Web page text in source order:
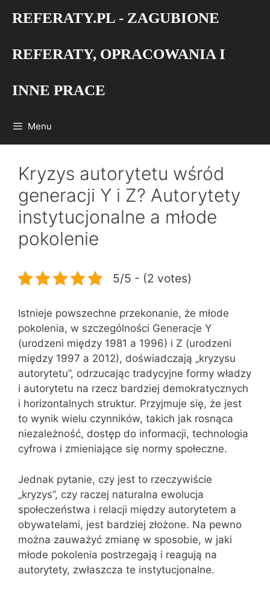
REFERATY.PL - ZAGUBIONE
REFERATY, OPRACOWANIA I
INNE PRACE
Menu
Kryzys autorytetu wśród
generacji Y i Z? Autorytety
instytucjonalne a młode
pokolenie
5/5 - (2 votes)
Istnieje powszechne przekonanie, że młode
pokolenia, w szczególności Generacje Y
(urodzeni między 1981 a 1996) i Z (urodzeni
między 1997 a 2012), doświadczają „kryzysu
autorytetu”, odrzucając tradycyjne formy władzy
i autorytetu na rzecz bardziej demokratycznych
i horizontalnych struktur. Przyjmuje się, że jest
to wynik wielu czynników, takich jak rosnąca
niezależność, dostęp do informacji, technologia
cyfrowa i zmieniające się normy społeczne.
Jednak pytanie, czy jest to rzeczywiście
„kryzys”, czy raczej naturalna ewolucja
społeczeństwa i relacji między autorytetem a
obywatelami, jest bardziej złożone. Na pewno
można zauważyć zmianę w sposobie, w jaki
młode pokolenia postrzegają i reagują na
autorytety, zwłaszcza te instytucjonalne.